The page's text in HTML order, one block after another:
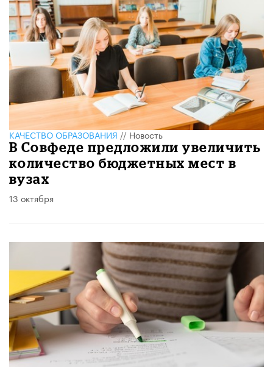
КАЧЕСТВО ОБРАЗОВАНИЯ//Новость
В Совфеде предложили увеличить
количество бюджетных мест в
вузах
13 октября